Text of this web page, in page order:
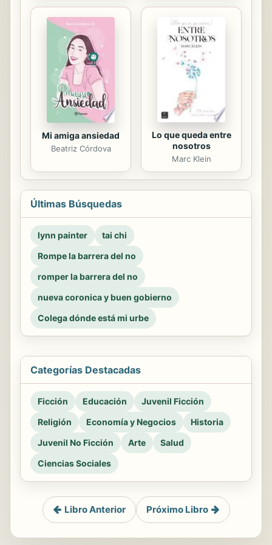
Mi amiga ansiedad
Beatriz Córdova
Lo que queda entre
nosotros
Marc Klein
Últimas Búsquedas
lynn painter
tai chi
Rompe la barrera del no
romper la barrera del no
nueva coronica y buen gobierno
Colega dónde está mi urbe
Categorías Destacadas
Ficción Educación
Juvenil Ficción
Religión
Economía y Negocios
Historia
Juvenil No Ficción
Arte
Salud
Ciencias Sociales
Libro Anterior Próximo Libro